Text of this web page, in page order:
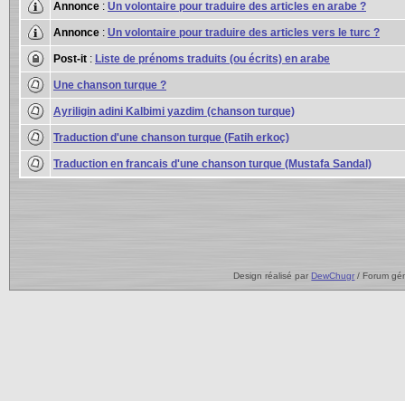
Annonce : Un volontaire pour traduire des articles en arabe ?
Annonce : Un volontaire pour traduire des articles vers le turc ?
Post-it : Liste de prénoms traduits (ou écrits) en arabe
Une chanson turque ?
Ayriligin adini Kalbimi yazdim (chanson turque)
Traduction d'une chanson turque (Fatih erkoç)
Traduction en francais d'une chanson turque (Mustafa Sandal)
Design réalisé parDewChugr/ Forum